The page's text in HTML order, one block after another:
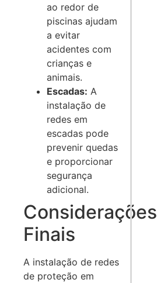
ao redor de
piscinas ajudam
a evitar
acidentes com
crianças e
animais.
Escadas: A
instalação de
redes em
escadas pode
prevenir quedas
e proporcionar
segurança
adicional.
Considerações
Finais
A instalação de redes
de proteção em